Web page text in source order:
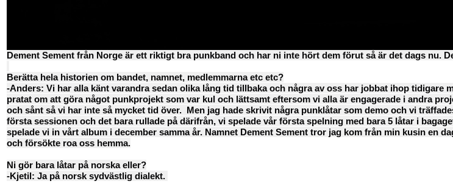
Dement Sement från Norge är ett riktigt bra punkband och har ni inte hört dem förut så är det dags nu.
Berätta hela historien om bandet, namnet, medlemmarna etc etc?
-Anders: Vi har alla känt varandra sedan olika lång tid tillbaka och några av oss har jobbat ihop tidigare
pratat om att göra något punkprojekt som var kul och lättsamt eftersom vi alla är engagerade i andra
och sånt så vi har inte så mycket tid över. Men jag hade skrivit några punklåtar som demo och vi
första sessionen och det bara rullade på därifrån, vi spelade vår första spelning med bara 5 låtar i
spelade vi in vårt album i december samma år. Namnet Dement Sement tror jag kom från min kusin en
och försökte roa oss hemma.
Ni gör bara låtar på norska eller?
-Kjetil: Ja på norsk sydvästlig dialekt.